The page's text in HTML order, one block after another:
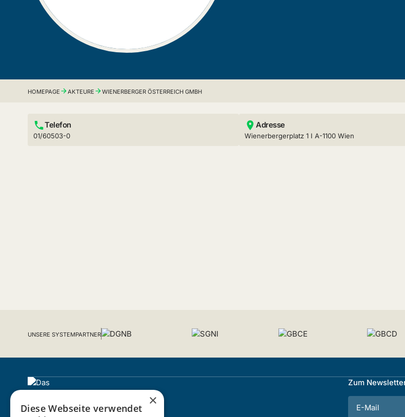
HOMEPAGE AKTEURE WIENERBERGER ÖSTERREICH GMBH
Telefon
01/60503-0
Adresse
Wienerbergerplatz 1 I A-1100 Wien
UNSERE SYSTEMPARTNER
Zum
×
Diese Webseite verwendet